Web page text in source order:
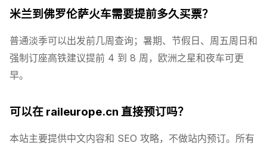
米兰到佛罗伦萨火车需要提前多久买票？
普通淡季可以出发前几周查询；暑期、节假日、周五周日和
强制订座高铁建议提前 4 到 8 周，欧洲之星和夜车可更
早。
可以在 raileurope.cn 直接预订吗？
本站主要提供中文内容和 SEO 攻略，不做站内预订。所有